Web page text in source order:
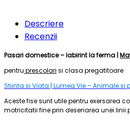
Descriere
Recenzii
Pasari domestice – labirint la ferma |
pentru prescolari si clasa pregatitoare
Stiinta si Viata | Lumea Vie – Animale
Aceste fise sunt utile pentru exersarea
motricitatii fine prin desenarea unei linii